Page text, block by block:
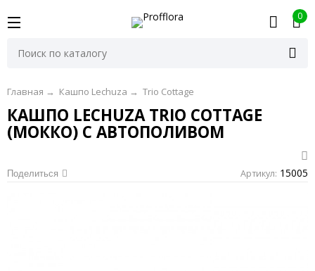
0
Главная → Кашпо Lechuza → Trio Cottage
КАШПО LECHUZA TRIO COTTAGE
(МОККО) С АВТОПОЛИВОМ
Поделиться Артикул: 15005